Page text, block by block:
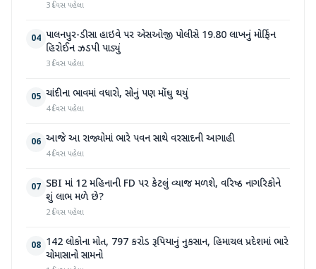
3 દિવસ પહેલા
04 પાલનપુર-ડીસા હાઇવે પર એસઓજી પોલીસે 19.80 લાખનું મોર્ફિન
હિરોઈન ઝડપી પાડ્યું
3 દિવસ પહેલા
05 ચાંદીના ભાવમાં વધારો, સોનું પણ મોંઘુ થયું
4 દિવસ પહેલા
06 આજે આ રાજ્યોમાં ભારે પવન સાથે વરસાદની આગાહી
4 દિવસ પહેલા
07 SBI માં 12 મહિનાની FD પર કેટલું વ્યાજ મળશે, વરિષ્ઠ નાગરિકોને
શું લાભ મળે છે?
2 દિવસ પહેલા
08 142 લોકોના મોત, 797 કરોડ રૂપિયાનું નુકસાન, હિમાચલ પ્રદેશમાં ભારે
ચોમાસાનો સામનો